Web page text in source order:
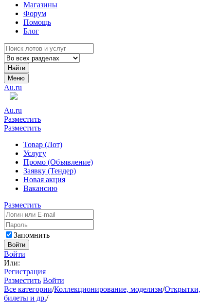
Магазины
Форум
Помощь
Блог
Найти
Меню
Au.ru
Au.ru
Разместить
Разместить
Товар (Лот)
Услугу
Промо (Объявление)
Заявку (Тендер)
Новая акция
Вакансию
Разместить
Запомнить
Войти
Войти
Или:
Регистрация
Разместить Войти
Все категории/Коллекционирование, моделизм/Открытки,
билеты и др./